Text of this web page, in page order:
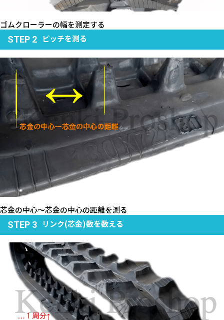
ゴムクローラーの幅を測定する
STEP 2 ピッチを測る
芯金の中心～芯金の中心の距離を測る
STEP 3
リンク(芯金)数を数える